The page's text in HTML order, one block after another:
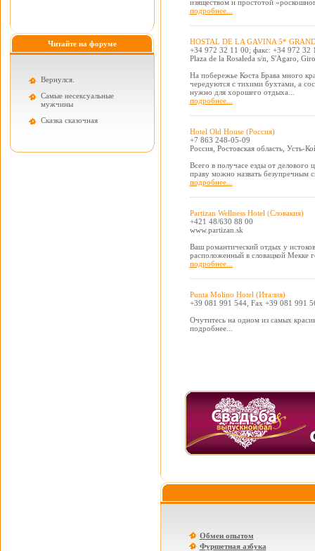
Читайте на форуме
Вернулся.
Самые несексуальные
мужчины
Cказка сказочная
изяществом и простотой
подробнее...
HOSTAL DE LA GAVINA 5*
+34 972 32 11 00; факс: +34 972 32
Plaza de la Rosaleda s/n, S'Agaro,
На побережье Коста Брава много
чередуются с тихими бухтами, а
нужно для хорошего отдыха...
подробнее...
Hotel Old House (Россия)
+7 863 248-05-09
Россия, Ростовская область, Усть-
Всего в получасе езды от делового
праву можно назвать
подробнее...
Partizan Wellness Hotel (Словакия)
+421 48/630 88 00
www.partizan.sk
Ваш романтический отдых у
расположенный в словацкой Мекке
подробнее...
Punta Molino Hotel (Италия)
+39 081 991 544, Fax +39 081 991
Очутитесь на одном из самых
подробнее...
Обмен опытом
Фуршетная азбука